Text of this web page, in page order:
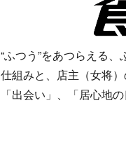
つう”をあつらえる
組みと、店主（女将
出会い」、「居心地